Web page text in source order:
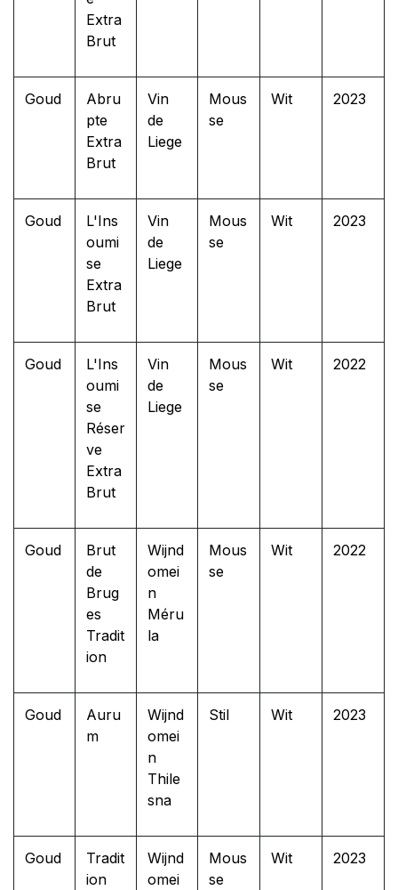
Extra
Brut
Goud
Abru
pte
Extra
Brut
Vin
de
Liege
Mous
se
Wit 2023
Goud
L'Ins
oumi
se
Extra
Brut
Vin
de
Liege
Mous
se
Wit 2023
Goud
L'Ins
oumi
se
Réser
ve
Extra
Brut
Vin
de
Liege
Mous
se
Wit 2022
Goud
Brut
de
Brug
es
Tradit
ion
Wijnd
omei
n
Méru
la
Mous
se
Wit 2022
Goud
Auru
m
Wijnd
omei
n
Thile
sna
Stil Wit 2023
Goud
Tradit
ion
Wijnd
omei
Mous
se
Wit 2023